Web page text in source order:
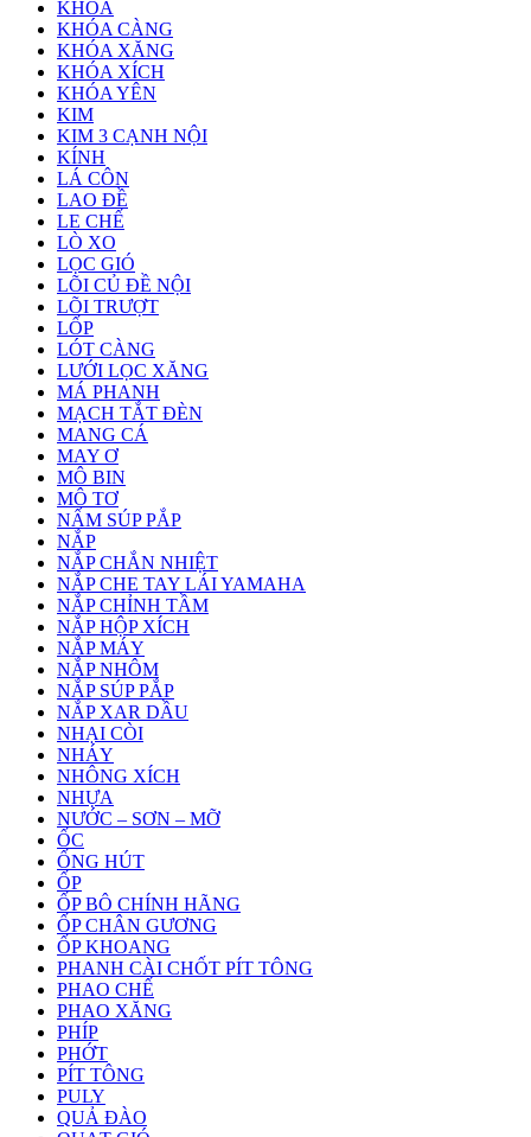
KHÓA
KHÓA CÀNG
KHÓA XĂNG
KHÓA XÍCH
KHÓA YÊN
KIM
KIM 3 CẠNH NỘI
KÍNH
LÁ CÔN
LAO ĐỀ
LE CHẾ
LÒ XO
LỌC GIÓ
LÕI CỦ ĐỀ NỘI
LÕI TRƯỢT
LỐP
LÓT CÀNG
LƯỚI LỌC XĂNG
MÁ PHANH
MẠCH TẮT ĐÈN
MANG CÁ
MAY Ơ
MÔ BIN
MÔ TƠ
NẤM SÚP PẮP
NẮP
NẮP CHẮN NHIỆT
NẮP CHE TAY LÁI YAMAHA
NẮP CHỈNH TẦM
NẮP HỘP XÍCH
NẮP MÁY
NẮP NHÔM
NẮP SÚP PẮP
NẮP XAR DẦU
NHẠI CÒI
NHÁY
NHÔNG XÍCH
NHỰA
NƯỚC – SƠN – MỠ
ỐC
ỐNG HÚT
ỐP
ỐP BÔ CHÍNH HÃNG
ỐP CHÂN GƯƠNG
ỐP KHOANG
PHANH CÀI CHỐT PÍT TÔNG
PHAO CHẾ
PHAO XĂNG
PHÍP
PHỚT
PÍT TÔNG
PULY
QUẢ ĐÀO